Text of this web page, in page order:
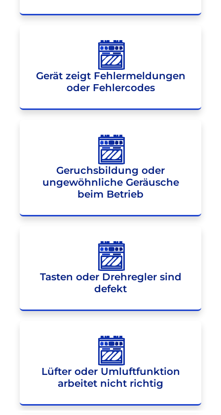
Gerät zeigt Fehlermeldungen
oder Fehlercodes
Geruchsbildung oder
ungewöhnliche Geräusche
beim Betrieb
Tasten oder Drehregler sind
defekt
Lüfter oder Umluftfunktion
arbeitet nicht richtig